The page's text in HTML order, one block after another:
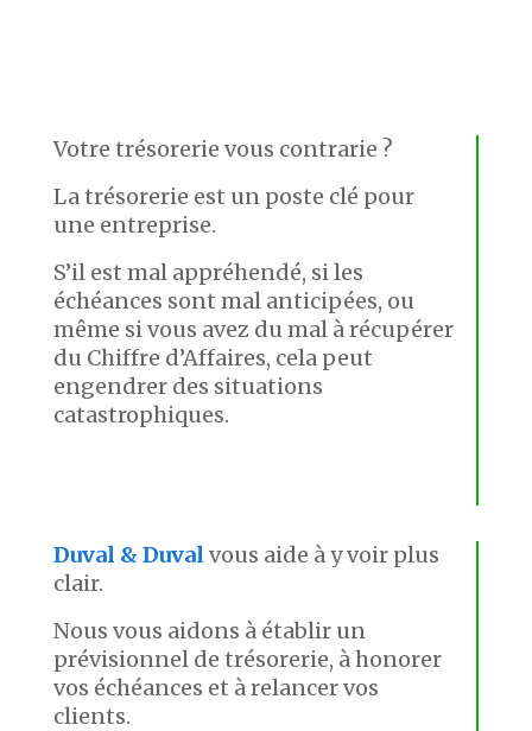
Votre trésorerie vous contrarie ?
La trésorerie est un poste clé pour
une entreprise.
S’il est mal appréhendé, si les
échéances sont mal anticipées, ou
même si vous avez du mal à récupérer
du Chiffre d’Affaires, cela peut
engendrer des situations
catastrophiques.
Duval & Duval vous aide à y voir plus
clair.
Nous vous aidons à établir un
prévisionnel de trésorerie, à honorer
vos échéances et à relancer vos
clients.